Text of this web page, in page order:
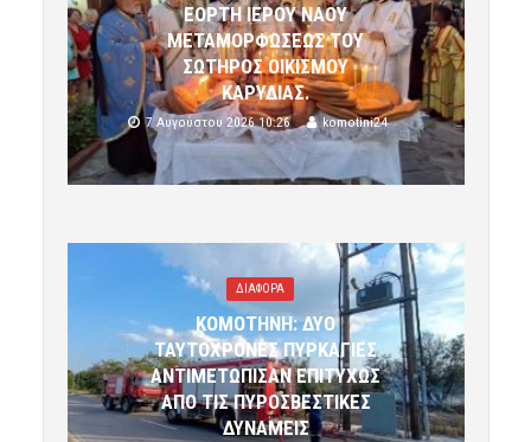
ΕΟΡΤΗ ΙΕΡΟΥ ΝΑΟΥ
ΜΕΤΑΜΟΡΦΩΣΕΩΣ ΤΟΥ
ΣΩΤΗΡΟΣ ΟΙΚΙΣΜΟΥ
ΚΑΡΥΔΙΑΣ.
7 Αυγούστου 2026 10:26 komotini24
ΔΙΑΦΟΡΑ
ΚΟΜΟΤΗΝΗ: ΔΥΟ
ΤΑΥΤΟΧΡΟΝΕΣ ΠΥΡΚΑΓΙΕΣ
ΑΝΤΙΜΕΤΩΠΙΣΑΝ ΕΠΙΤΥΧΩΣ
ΑΠΟ ΤΙΣ ΠΥΡΟΣΒΕΣΤΙΚΕΣ
ΔΥΝΑΜΕΙΣ